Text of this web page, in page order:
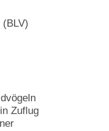
Zuflug